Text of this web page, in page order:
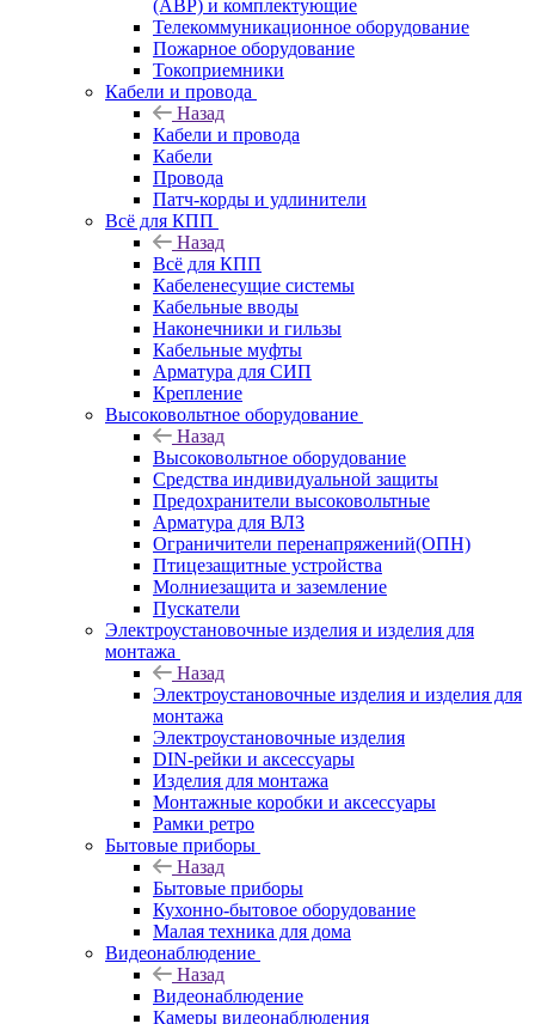
(АВР) и комплектующие
Телекоммуникационное оборудование
Пожарное оборудование
Токоприемники
Кабели и провода
Назад
Кабели и провода
Кабели
Провода
Патч-корды и удлинители
Всё для КПП
Назад
Всё для КПП
Кабеленесущие системы
Кабельные вводы
Наконечники и гильзы
Кабельные муфты
Арматура для СИП
Крепление
Высоковольтное оборудование
Назад
Высоковольтное оборудование
Средства индивидуальной защиты
Предохранители высоковольтные
Арматура для ВЛЗ
Ограничители перенапряжений(ОПН)
Птицезащитные устройства
Молниезащита и заземление
Пускатели
Электроустановочные изделия и изделия для
монтажа
Назад
Электроустановочные изделия и изделия для
монтажа
Электроустановочные изделия
DIN-рейки и аксессуары
Изделия для монтажа
Монтажные коробки и аксессуары
Рамки ретро
Бытовые приборы
Назад
Бытовые приборы
Кухонно-бытовое оборудование
Малая техника для дома
Видеонаблюдение
Назад
Видеонаблюдение
Камеры видеонаблюдения